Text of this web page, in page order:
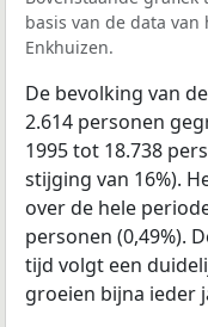
basis van de data van
Enkhuizen.
De bevolking van
2.614 personen
1995 tot 18.738
stijging van 16%).
over de hele
personen (0,49%).
tijd volgt een
groeien bijna ieder